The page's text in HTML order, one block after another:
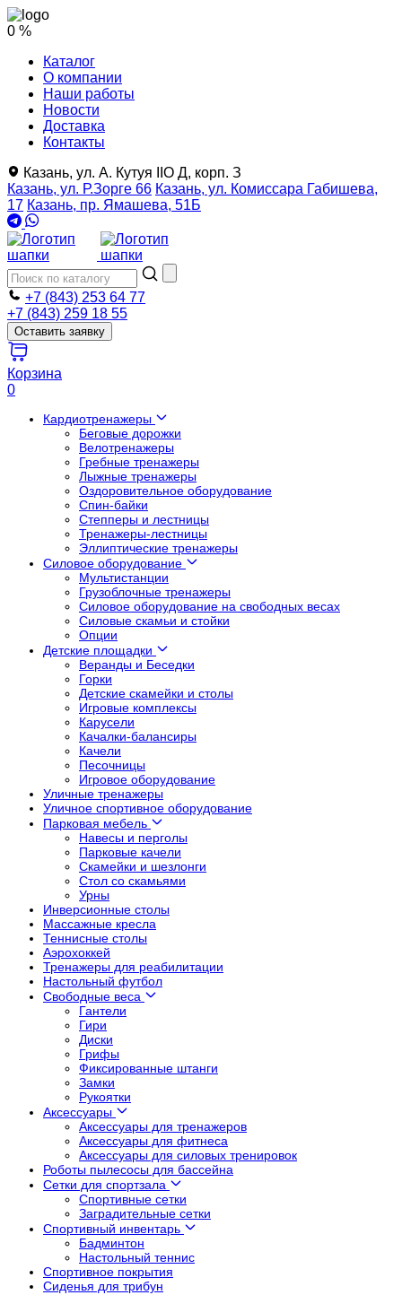
0 %
Каталог
О компании
Наши работы
Новости
Доставка
Контакты
Казань, ул. А. Кутуя IIO Д, корп. З
Казань, ул. Р.Зорге 66 Казань, ул. Комиссара Габишева,
17 Казань, пр. Ямашева, 51Б
+7 (843) 253 64 77
+7 (843) 259 18 55
Оставить заявку
Корзина
0
Кардиотренажеры
Беговые дорожки
Велотренажеры
Гребные тренажеры
Лыжные тренажеры
Оздоровительное оборудование
Спин-байки
Степперы и лестницы
Тренажеры-лестницы
Эллиптические тренажеры
Силовое оборудование
Мультистанции
Грузоблочные тренажеры
Силовое оборудование на свободных весах
Силовые скамьи и стойки
Опции
Детские площадки
Веранды и Беседки
Горки
Детские скамейки и столы
Игровые комплексы
Карусели
Качалки-балансиры
Качели
Песочницы
Игровое оборудование
Уличные тренажеры
Уличное спортивное оборудование
Парковая мебель
Навесы и перголы
Парковые качели
Скамейки и шезлонги
Стол со скамьями
Урны
Инверсионные столы
Массажные кресла
Теннисные столы
Аэрохоккей
Тренажеры для реабилитации
Настольный футбол
Свободные веса
Гантели
Гири
Диски
Грифы
Фиксированные штанги
Замки
Рукоятки
Аксессуары
Аксессуары для тренажеров
Аксессуары для фитнеса
Аксессуары для силовых тренировок
Роботы пылесосы для бассейна
Сетки для спортзала
Спортивные сетки
Заградительные сетки
Спортивный инвентарь
Бадминтон
Настольный теннис
Спортивное покрытия
Сиденья для трибун